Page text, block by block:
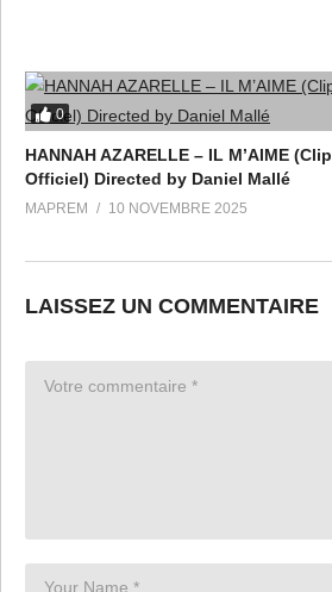
0
HANNAH AZARELLE – IL M’AIME (Clip
Officiel) Directed by Daniel Mallé
MAPREM 10 NOVEMBRE 2025
LAISSEZ UN COMMENTAIRE